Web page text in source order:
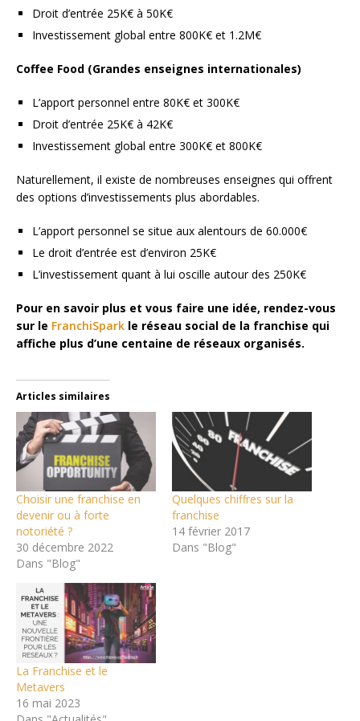
Droit d’entrée 25K€ à 50K€
Investissement global entre 800K€ et 1.2M€
Coffee Food (Grandes enseignes internationales)
L’apport personnel entre 80K€ et 300K€
Droit d’entrée 25K€ à 42K€
Investissement global entre 300K€ et 800K€
Naturellement, il existe de nombreuses enseignes qui offrent
des options d’investissements plus abordables.
L’apport personnel se situe aux alentours de 60.000€
Le droit d’entrée est d’environ 25K€
L’investissement quant à lui oscille autour des 250K€
Pour en savoir plus et vous faire une idée, rendez-vous
sur le FranchiSpark le réseau social de la franchise qui
affiche plus d’une centaine de réseaux organisés.
Articles similaires
Choisir une franchise en
devenir ou à forte
notoriété ?
30 décembre 2022
Dans "Blog"
Quelques chiffres sur la
franchise
14 février 2017
Dans "Blog"
La Franchise et le
Metavers
16 mai 2023